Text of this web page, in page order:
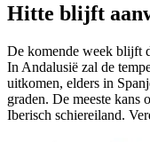
Hitte blijft
De komende week blijft
In Andalusië zal de
uitkomen, elders in
graden. De meeste kans
Iberisch schiereiland.